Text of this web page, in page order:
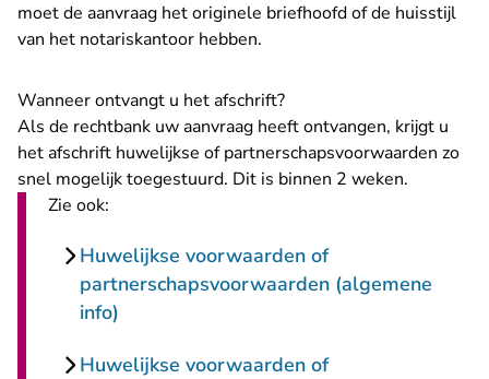
moet de aanvraag het originele briefhoofd of de huisstijl
van het notariskantoor hebben.
Wanneer ontvangt u het afschrift?
Als de rechtbank uw aanvraag heeft ontvangen, krijgt u
het afschrift huwelijkse of partnerschapsvoorwaarden zo
snel mogelijk toegestuurd. Dit is binnen 2 weken.
Zie ook:
Huwelijkse voorwaarden of
partnerschapsvoorwaarden (algemene
info)
Huwelijkse voorwaarden of